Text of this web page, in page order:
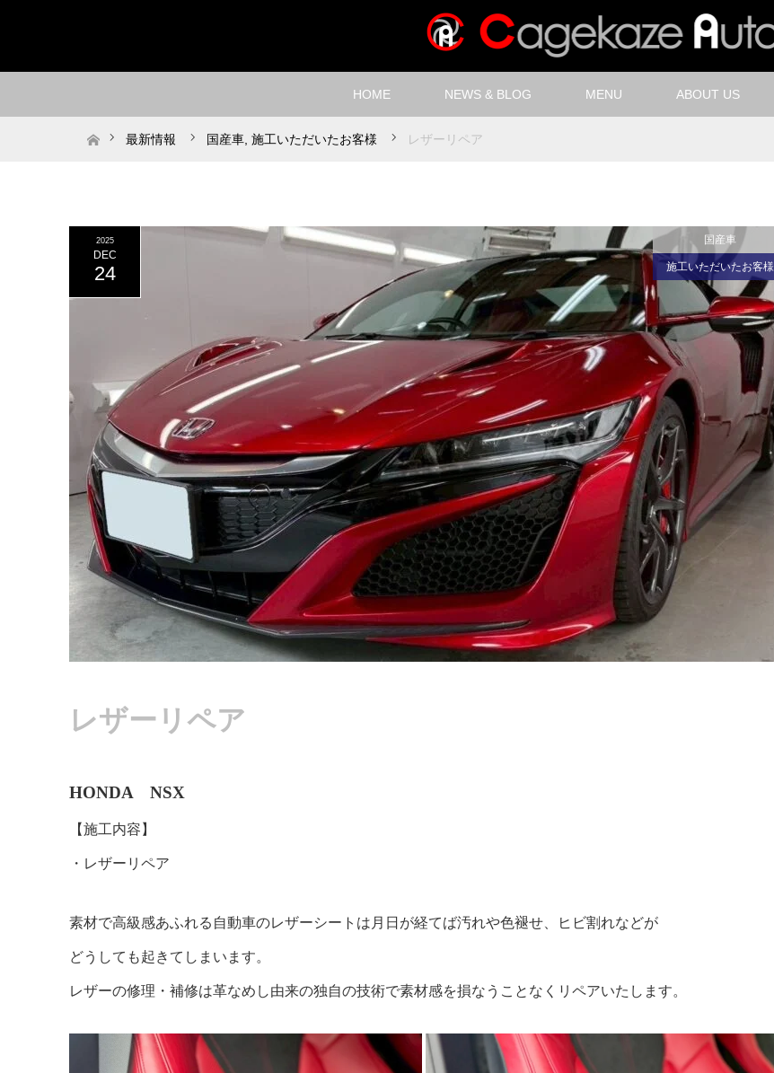
HOME NEWS & BLOG MENU ABOUT US
ホーム最新情報 国産車 施工いただいたお客様 レザーリペア
2025
DEC
24
国産車
施工いただいたお客様
レザーリペア
HONDA NSX
【施工内容】
・レザーリペア
素材で高級感あふれる自動車のレザーシートは月日が経てば汚れや色褪せ、ヒビ割れなどが
どうしても起きてしまいます。
レザーの修理・補修は革なめし由来の独自の技術で素材感を損なうことなくリペアいたします。